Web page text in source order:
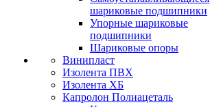
шариковые подшипники
Упорные шариковые
подшипники
Шариковые опоры
Винипласт
Изолента ПВХ
Изолента ХБ
Капролон Полиацеталь